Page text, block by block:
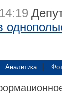
Аналитика